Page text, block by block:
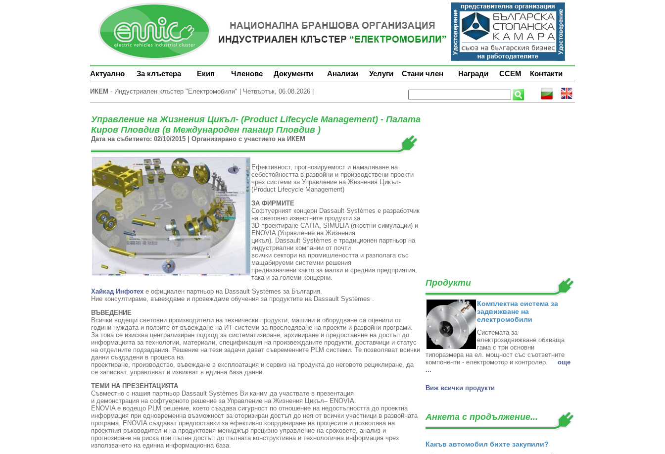
Актуално За клъстера Екип Членове Документи Анализи Услуги Стани член Награди ССЕМ Контакти
ИКЕМ - Индустриален клъстер "Електромобили" | Четвъртък, 06.08.2026 |
Управление на Жизнения Цикъл- (Product Lifecycle Management) - Палата
Киров Пловдив (в Международен панаир Пловдив )
Дата на събитието: 02/10/2015 | Организирано с участието на ИКЕМ
Ефективност, прогнозируемост и намаляване на
себестойността в развойни и производствени проекти
чрез системи за Управление на Жизнения Цикъл-
(Product Lifecycle Management)
ЗА ФИРМИТЕ
Софтуерният концерн Dassault Systèmes е разработчик
на световно известните продукти за
3D проектиране CATIA, SIMULIA (якостни симулации) и
ENOVIA (Управление на Жизнения
цикъл). Dassault Systèmes е традиционен партньор на
индустриални компании от почти
всички сектори на промишлеността и разполага със
мащабируеми системни решения
предназначени както за малки и средния предприятия,
така и за големи концерни.
Хайкад Инфотех е официален партньор на Dassault Systèmes за България.
Ние консултираме, въвеждаме и провеждаме обучения за продуктите на Dassault Systèmes .
ВЪВЕДЕНИЕ
Всички водещи световни производители на технически продукти, машини и оборудване са оценили от
години нуждата и ползите от въвеждане на ИТ системи за проследяване на проекти и развойни програми.
За това се изисква централизиран подход за систематизиране, архивиране и предоставяне на достъп до
информацията за технологии, материали, спецификация на произвежданите продукти, доставчици и статус
на отделните подзадания. Решение на тези задачи дават съвременните PLM системи. Те позволяват всички
данни създадени в процеса на
проектиране, производство, въвеждане в експлоатация и сервиз на продукта до неговото рециклиране, да
се записват, управляват и извикват в единна база данни.
ТЕМИ НА ПРЕЗЕНТАЦИЯТА
Съвместно с нашия партньор Dassault Systèmes Ви каним да участвате в презентация
и демонстрация на софтуерното решение за Управление на Жизнения Цикъл– ENOVIA.
ENOVIA е водещо PLM решение, което създава сигурност по отношение на недостъпността до проектна
информация при едновременна възможност за оторизиран достъп до нея от всички участници в развойната
програма. ENOVIA създават предпоставки за ефективно координиране на процесите и позволява на
проектния ръководител и на продуктовия мениджър прецизно управление на сроковете, анализ и
прогнозиране на риска при пълен достъп до пълната конструктивна и технологична информация чрез
използването на единна информационна база.
Продукти
Комплектна система за
задвижване на
електромобили
Системата за
електрозадвижване обхваща
гама с три основни
типоразмера на ел. мощност със съответните
компоненти - електромотор и контролер. ‎ oще
...
Виж всички продукти
Анкета с продължение...
Какъв автомобил бихте закупили?